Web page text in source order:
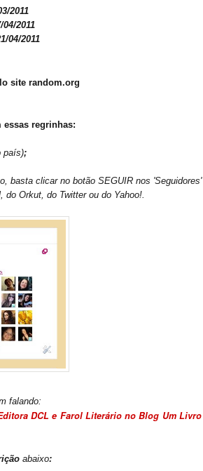
2011
2011
04/2011
site random.org
essas regrinhas:
país);
basta clicar no botão SEGUIR nos 'Seguidores'
Orkut, do Twitter ou do Yahoo!.
falando:
DCL e Farol Literário no Blog Um Livro
abaixo: